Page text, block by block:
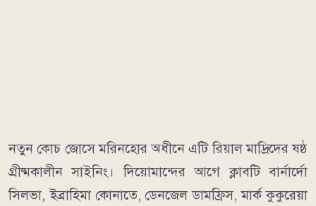
নতুন কোচ জোসে মরিনহোর অধীনে এটি রিয়াল মাদ্রিদের ষষ্ঠ
গ্রীষ্মকালীন সাইনিং। দিয়োমান্দের আগে ক্লাবটি বার্নার্দো
সিলভা, ইব্রাহিমা কোনাতে, ডেনজেল ডামফ্রিস, মার্ক কুকুরেয়া